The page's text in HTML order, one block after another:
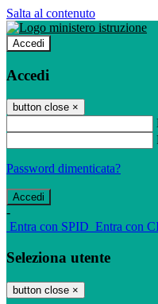
Salta al contenuto
Accedi
Accedi
button close ×
Password dimenticata?
-
Entra con SPID Entra con
Seleziona utente
button close ×